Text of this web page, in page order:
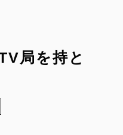
局を持と